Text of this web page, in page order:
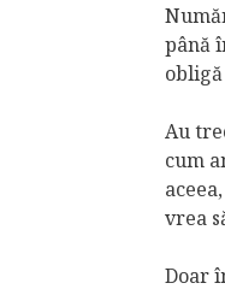
până
Au
cum
vrea
Doar